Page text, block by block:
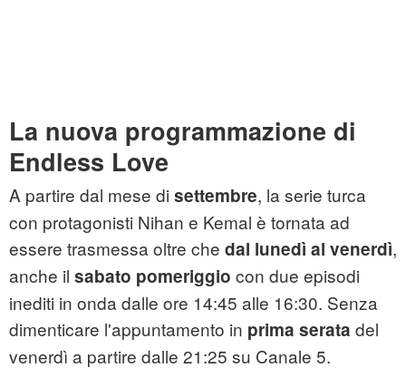
La nuova programmazione di
Endless Love
A partire dal mese di settembre, la serie turca
con protagonisti Nihan e Kemal è tornata ad
essere trasmessa oltre che dal lunedì al venerdì,
anche il sabato pomeriggio con due episodi
inediti in onda dalle ore 14:45 alle 16:30. Senza
dimenticare l'appuntamento in prima serata del
venerdì a partire dalle 21:25 su Canale 5.